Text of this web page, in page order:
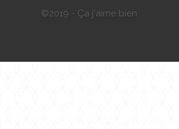
©2019 - Ça j'aime bien